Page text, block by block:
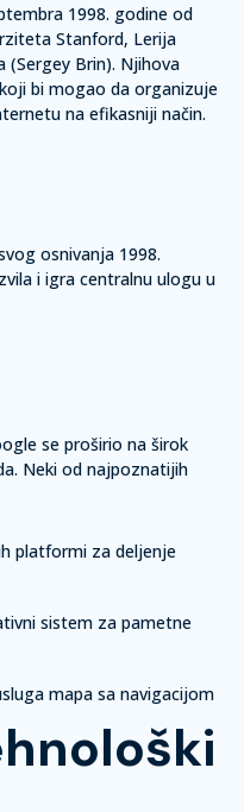
1998. godine od
Stanford, Lerija
(Sergey Brin). Njihova
bi mogao da organizuje
na efikasniji način.
osnivanja 1998.
i igra centralnu ulogu u
se proširio na širok
Neki od najpoznatijih
platformi za deljenje
sistem za pametne
mapa sa navigacijom